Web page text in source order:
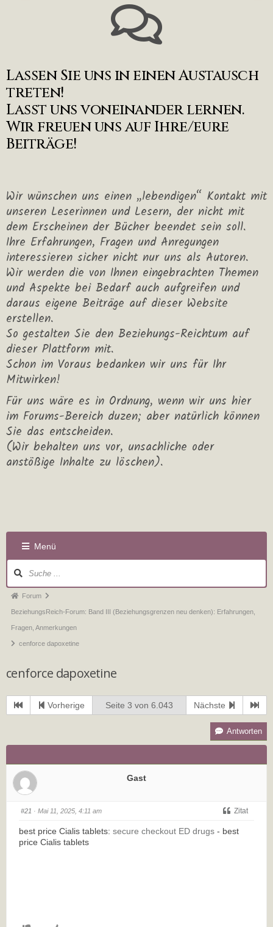
Lassen Sie uns in einen Austausch
treten!
Lasst uns voneinander lernen.
Wir freuen uns auf Ihre/eure
Beiträge!
Wir wünschen uns einen „lebendigen“ Kontakt mit
unseren Leserinnen und Lesern, der nicht mit
dem Erscheinen der Bücher beendet sein soll.
Ihre Erfahrungen, Fragen und Anregungen
interessieren sicher nicht nur uns als Autoren.
Wir werden die von Ihnen eingebrachten Themen
und Aspekte bei Bedarf auch aufgreifen und
daraus eigene Beiträge auf dieser Website
erstellen.
So gestalten Sie den Beziehungs-Reichtum auf
dieser Plattform mit.
Schon im Voraus bedanken wir uns für Ihr
Mitwirken!
Für uns wäre es in Ordnung, wenn wir uns hier
im Forums-Bereich duzen; aber natürlich können
Sie das entscheiden.
(Wir behalten uns vor, unsachliche oder
anstößige Inhalte zu löschen).
Menü
Forum
BeziehungsReich-Forum: Band III (Beziehungsgrenzen neu denken): Erfahrungen,
Fragen, Anmerkungen
cenforce dapoxetine
cenforce dapoxetine
Vorherige Seite 3 von 6.043 Nächste
Antworten
Gast
#21 · Mai 11, 2025, 4:11 am Zitat
best price Cialis tablets: secure checkout ED drugs - best
price Cialis tablets